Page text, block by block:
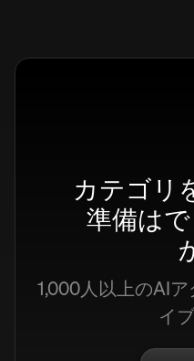
カテゴリ
準備は
1,000人以上のAI
イ